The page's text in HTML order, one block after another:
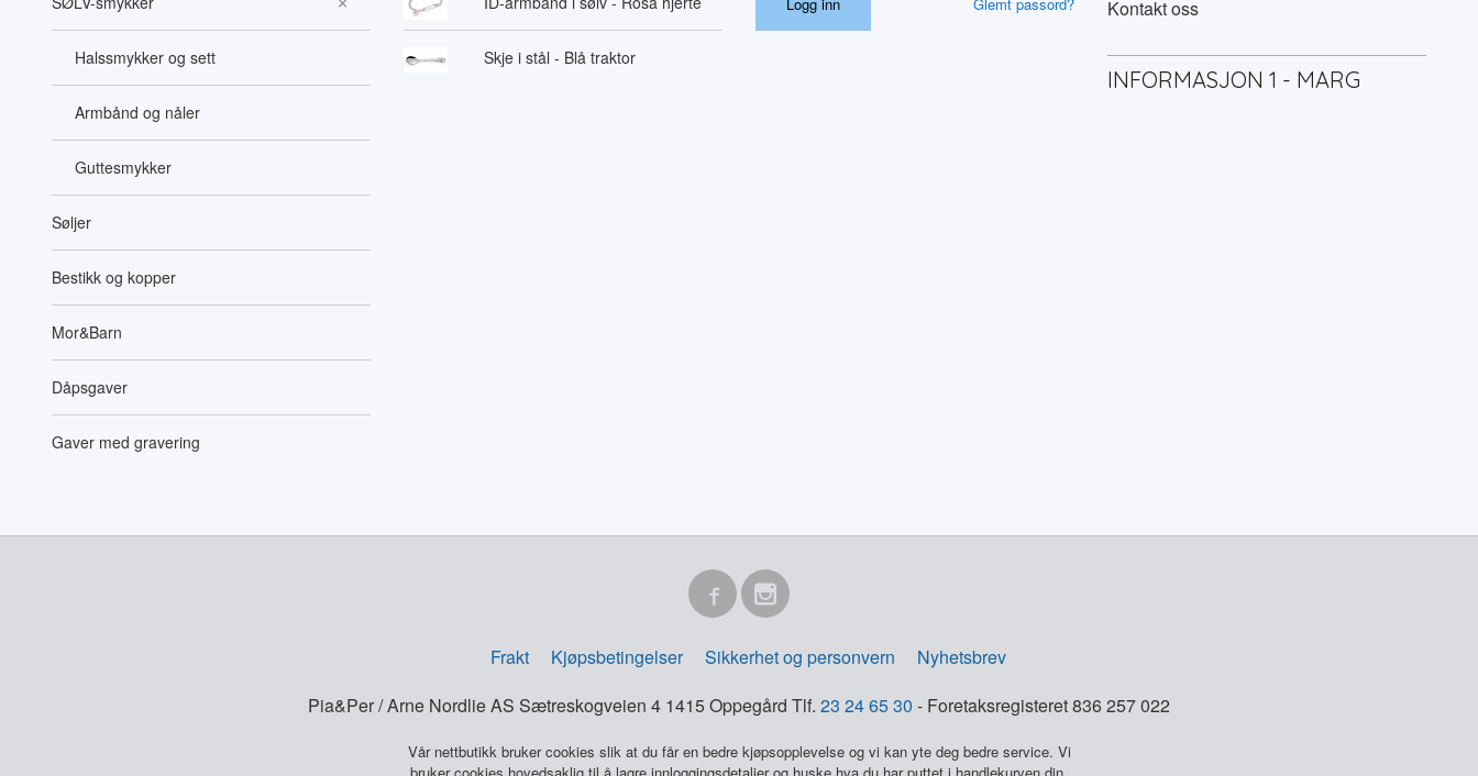
Halssmykker og sett
Armbånd og nåler
Guttesmykker
Søljer
Bestikk og kopper
Mor&Barn
Dåpsgaver
Gaver med gravering
Skje i stål - Blå traktor
Kontakt oss
INFORMASJON 1 - MARG
Frakt Kjøpsbetingelser Sikkerhet og personvern
Nyhetsbrev
Pia&Per / Arne Nordlie AS Sætreskogveien 4 1415 Oppegård Tlf. 23 24 65 30 - Foretaksregisteret 836 257 022
Vår nettbutikk bruker cookies slik at du får en bedre kjøpsopplevelse og vi kan yte deg bedre service. Vi